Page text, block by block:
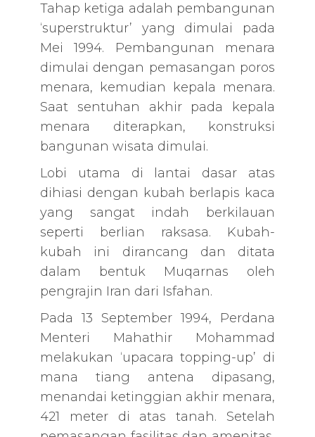
Tahap ketiga adalah pembangunan
‘superstruktur’ yang dimulai pada
Mei 1994. Pembangunan menara
dimulai dengan pemasangan poros
menara, kemudian kepala menara.
Saat sentuhan akhir pada kepala
menara diterapkan, konstruksi
bangunan wisata dimulai.
Lobi utama di lantai dasar atas
dihiasi dengan kubah berlapis kaca
yang sangat indah berkilauan
seperti berlian raksasa. Kubah-
kubah ini dirancang dan ditata
dalam bentuk Muqarnas oleh
pengrajin Iran dari Isfahan.
Pada 13 September 1994, Perdana
Menteri Mahathir Mohammad
melakukan ‘upacara topping-up’ di
mana tiang antena dipasang,
menandai ketinggian akhir menara,
421 meter di atas tanah. Setelah